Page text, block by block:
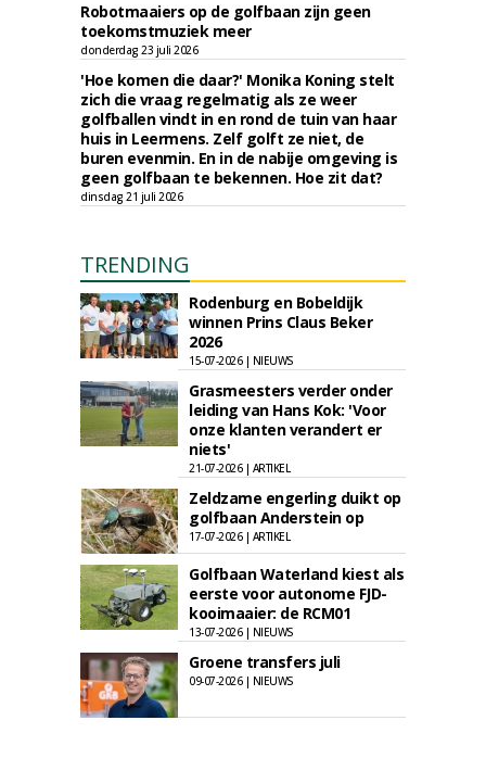
Robotmaaiers op de golfbaan zijn geen
toekomstmuziek meer
donderdag 23 juli 2026
'Hoe komen die daar?' Monika Koning stelt
zich die vraag regelmatig als ze weer
golfballen vindt in en rond de tuin van haar
huis in Leermens. Zelf golft ze niet, de
buren evenmin. En in de nabije omgeving is
geen golfbaan te bekennen. Hoe zit dat?
dinsdag 21 juli 2026
TRENDING
Rodenburg en Bobeldijk
winnen Prins Claus Beker
2026
15-07-2026 | NIEUWS
Grasmeesters verder onder
leiding van Hans Kok: 'Voor
onze klanten verandert er
niets'
21-07-2026 | ARTIKEL
Zeldzame engerling duikt op
golfbaan Anderstein op
17-07-2026 | ARTIKEL
Golfbaan Waterland kiest als
eerste voor autonome FJD-
kooimaaier: de RCM01
13-07-2026 | NIEUWS
Groene transfers juli
09-07-2026 | NIEUWS